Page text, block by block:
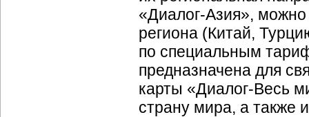
«Диалог-Азия», можно
региона (Китай,
по специальным
предназначена для
карты «Диалог-Весь
страну мира, а также